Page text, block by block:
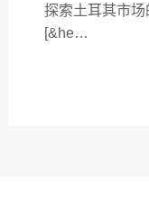
探索土耳其市
[&he…